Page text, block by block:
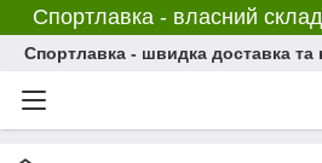
Спортлавка - власний
Спортлавка - швидка доставка та